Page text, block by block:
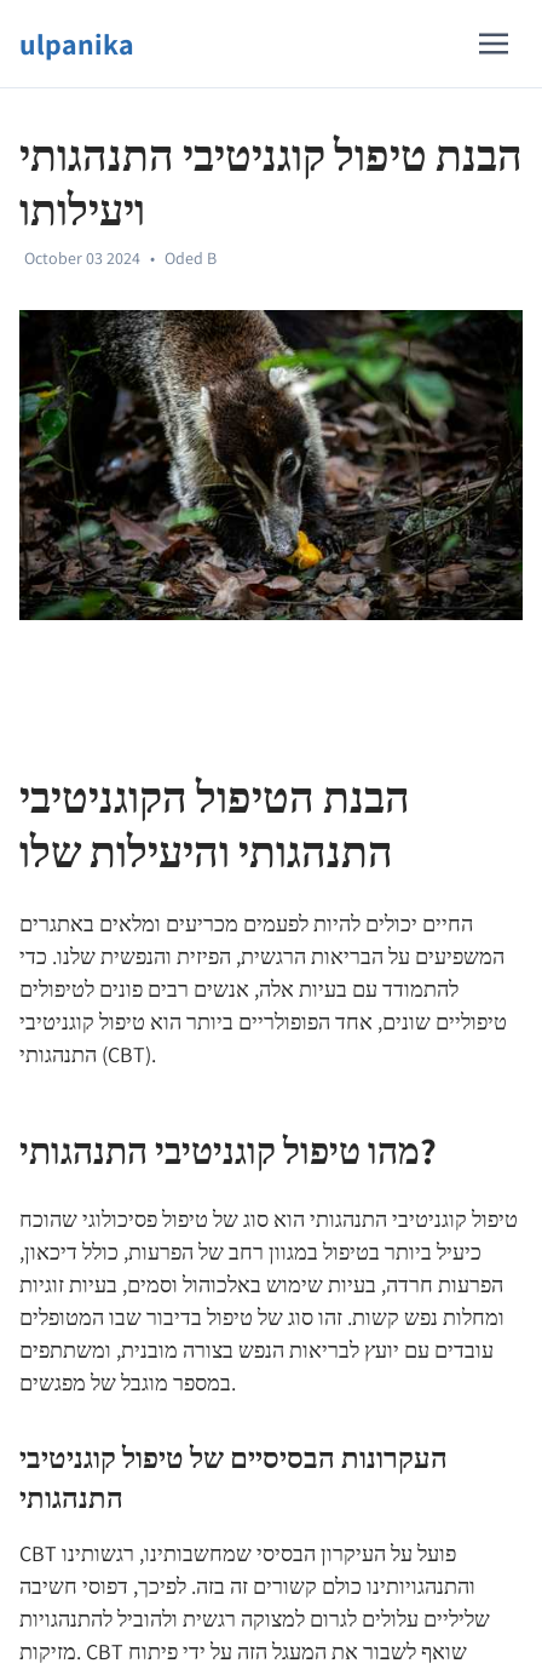
ulpanika
הבנת טיפול קוגניטיבי התנהגותי
ויעילותו
October 03 2024 • Oded B
הבנת הטיפול הקוגניטיבי
התנהגותי והיעילות שלו
החיים יכולים להיות לפעמים מכריעים ומלאים באתגרים
המשפיעים על הבריאות הרגשית, הפיזית והנפשית שלנו. כדי
להתמודד עם בעיות אלה, אנשים רבים פונים לטיפולים
טיפוליים שונים, אחד הפופולריים ביותר הוא טיפול קוגניטיבי
התנהגותי (CBT).
מהו טיפול קוגניטיבי התנהגותי?
טיפול קוגניטיבי התנהגותי הוא סוג של טיפול פסיכולוגי שהוכח
כיעיל ביותר בטיפול במגוון רחב של הפרעות, כולל דיכאון,
הפרעות חרדה, בעיות שימוש באלכוהול וסמים, בעיות זוגיות
ומחלות נפש קשות. זהו סוג של טיפול בדיבור שבו המטופלים
עובדים עם יועץ לבריאות הנפש בצורה מובנית, ומשתתפים
במספר מוגבל של מפגשים.
העקרונות הבסיסיים של טיפול קוגניטיבי
התנהגותי
CBT פועל על העיקרון הבסיסי שמחשבותינו, רגשותינו
והתנהגויותינו כולם קשורים זה בזה. לפיכך, דפוסי חשיבה
שליליים עלולים לגרום למצוקה רגשית ולהוביל להתנהגויות
מזיקות. CBT שואף לשבור את המעגל הזה על ידי פיתוח